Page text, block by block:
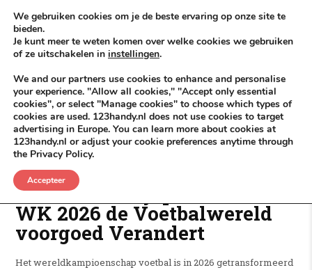
KEEP ICT CLEAN
VÓÓR MÉÉR IN EIGEN ZZPBELANG ®
WK Tickets Voetbal EK
DGM RDAM
Een Nieuw Tijdperk: Hoe het
WK 2026 de Voetbalwereld
voorgoed Verandert
Het wereldkampioenschap voetbal is in 2026 getransformeerd
We gebruiken cookies om je de beste ervaring op onze site te
bieden.
Je kunt meer te weten komen over welke cookies we gebruiken
of ze uitschakelen in instellingen.
We and our partners use cookies to enhance and personalise
your experience. "Allow all cookies," "Accept only essential
cookies", or select "Manage cookies" to choose which types of
cookies are used. 123handy.nl does not use cookies to target
advertising in Europe. You can learn more about cookies at
123handy.nl or adjust your cookie preferences anytime through
the Privacy Policy.
Accepteer